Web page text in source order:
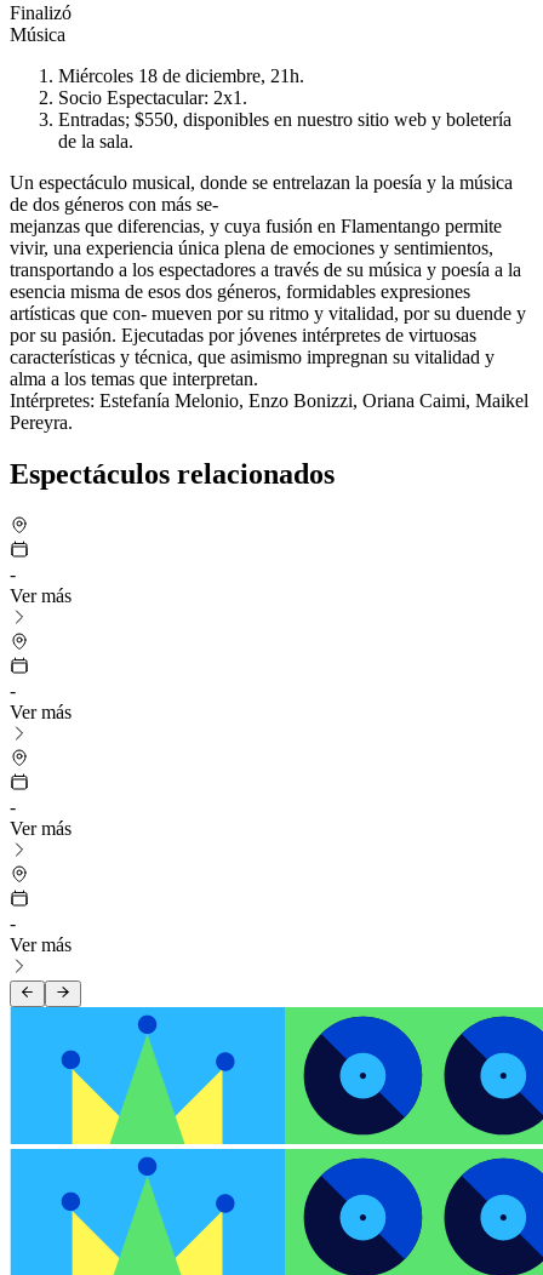
Finalizó
Música
Miércoles 18 de diciembre, 21h.
Socio Espectacular: 2x1.
Entradas; $550, disponibles en nuestro sitio web y boletería
de la sala.
Un espectáculo musical, donde se entrelazan la poesía y la música
de dos géneros con más se-
mejanzas que diferencias, y cuya fusión en Flamentango permite
vivir, una experiencia única plena de emociones y sentimientos,
transportando a los espectadores a través de su música y poesía a la
esencia misma de esos dos géneros, formidables expresiones
artísticas que con- mueven por su ritmo y vitalidad, por su duende y
por su pasión. Ejecutadas por jóvenes intérpretes de virtuosas
características y técnica, que asimismo impregnan su vitalidad y
alma a los temas que interpretan.
Intérpretes: Estefanía Melonio, Enzo Bonizzi, Oriana Caimi, Maikel
Pereyra.
Espectáculos relacionados
-
Ver más
-
Ver más
-
Ver más
-
Ver más